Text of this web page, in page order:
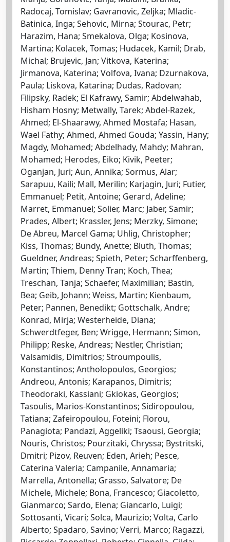
Radocaj, Tomislav; Gavranovic, Zeljka; Mladic-
Batinica, Inga; Sehovic, Mirna; Stourac, Petr;
Harazim, Hana; Smekalova, Olga; Kosinova,
Martina; Kolacek, Tomas; Hudacek, Kamil; Drab,
Michal; Brujevic, Jan; Vitkova, Katerina;
Jirmanova, Katerina; Volfova, Ivana; Dzurnakova,
Paula; Liskova, Katarina; Dudas, Radovan;
Filipsky, Radek; El Kafrawy, Samir; Abdelwahab,
Hisham Hosny; Metwally, Tarek; Abdel-Razek,
Ahmed; El-Shaarawy, Ahmed Mostafa; Hasan,
Wael Fathy; Ahmed, Ahmed Gouda; Yassin, Hany;
Magdy, Mohamed; Abdelhady, Mahdy; Mahran,
Mohamed; Herodes, Eiko; Kivik, Peeter;
Oganjan, Juri; Aun, Annika; Sormus, Alar;
Sarapuu, Kaili; Mall, Merilin; Karjagin, Juri; Futier,
Emmanuel; Petit, Antoine; Gerard, Adeline;
Marret, Emmanuel; Solier, Marc; Jaber, Samir;
Prades, Albert; Krassler, Jens; Merzky, Simone;
De Abreu, Marcel Gama; Uhlig, Christopher;
Kiss, Thomas; Bundy, Anette; Bluth, Thomas;
Gueldner, Andreas; Spieth, Peter; Scharffenberg,
Martin; Thiem, Denny Tran; Koch, Thea;
Treschan, Tanja; Schaefer, Maximilian; Bastin,
Bea; Geib, Johann; Weiss, Martin; Kienbaum,
Peter; Pannen, Benedikt; Gottschalk, Andre;
Konrad, Mirja; Westerheide, Diana;
Schwerdtfeger, Ben; Wrigge, Hermann; Simon,
Philipp; Reske, Andreas; Nestler, Christian;
Valsamidis, Dimitrios; Stroumpoulis,
Konstantinos; Antholopoulos, Georgios;
Andreou, Antonis; Karapanos, Dimitris;
Theodoraki, Kassiani; Gkiokas, Georgios;
Tasoulis, Marios-Konstantinos; Sidiropoulou,
Tatiana; Zafeiropoulou, Foteini; Florou,
Panagiota; Pandazi, Aggeliki; Tsaousi, Georgia;
Nouris, Christos; Pourzitaki, Chryssa; Bystritski,
Dmitri; Pizov, Reuven; Eden, Arieh; Pesce,
Caterina Valeria; Campanile, Annamaria;
Marrella, Antonella; Grasso, Salvatore; De
Michele, Michele; Bona, Francesco; Giacoletto,
Gianmarco; Sardo, Elena; Giancarlo, Luigi;
Sottosanti, Vicari; Solca, Maurizio; Volta, Carlo
Alberto; Spadaro, Savino; Verri, Marco; Ragazzi,